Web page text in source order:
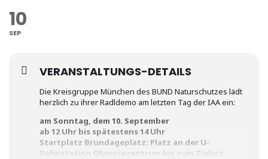
10
SEP
VERANSTALTUNGS-DETAILS
Die Kreisgruppe München des BUND Naturschutzes lädt
herzlich zu ihrer Radldemo am letzten Tag der IAA ein:
am Sonntag, dem 10. September
ab 12 Uhr bis spätestens 14 Uhr
Startplatz Brundageplatz: Platz an der U-
Bahnstation Olympiazentrum bis zum Zielort